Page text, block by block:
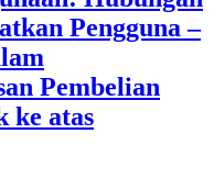
Pengguna –
Pembelian
ke atas